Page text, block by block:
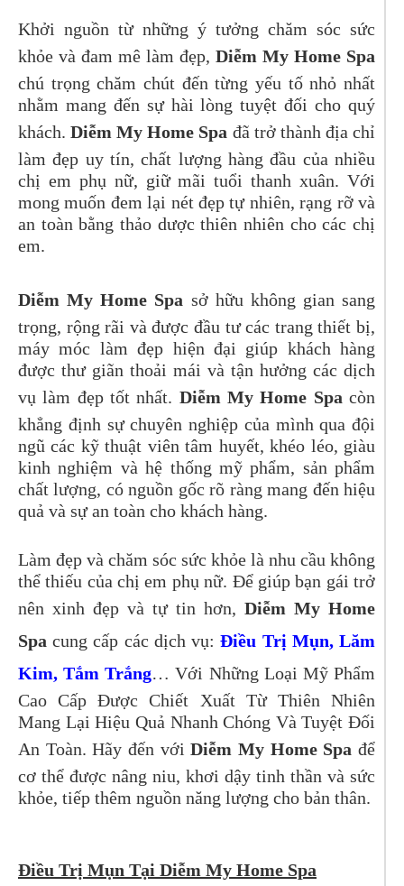
Khởi nguồn từ những ý tưởng chăm sóc sức
khỏe và đam mê làm đẹp, Diễm My Home Spa
chú trọng chăm chút đến từng yếu tố nhỏ nhất
nhằm mang đến sự hài lòng tuyệt đối cho quý
khách.Diễm My Home Spa đã trở thành địa chỉ
làm đẹp uy tín, chất lượng hàng đầu của nhiều
chị em phụ nữ, giữ mãi tuổi thanh xuân. Với
mong muốn đem lại nét đẹp tự nhiên, rạng rỡ và
an toàn bằng thảo dược thiên nhiên cho các chị
em.
Diễm My Home Spa sở hữu không gian sang
trọng, rộng rãi và được đầu tư các trang thiết bị,
máy móc làm đẹp hiện đại giúp khách hàng
được thư giãn thoải mái và tận hưởng các dịch
vụ làm đẹp tốt nhất. Diễm My Home Spa còn
khẳng định sự chuyên nghiệp của mình qua đội
ngũ các kỹ thuật viên tâm huyết, khéo léo, giàu
kinh nghiệm và hệ thống mỹ phẩm, sản phẩm
chất lượng, có nguồn gốc rõ ràng mang đến hiệu
quả và sự an toàn cho khách hàng.
Làm đẹp và chăm sóc sức khỏe là nhu cầu không
thể thiếu của chị em phụ nữ. Để giúp bạn gái trở
nên xinh đẹp và tự tin hơn, Diễm My Home
Spa cung cấp các dịch vụ:Điều Trị Mụn, Lăm
Kim, Tắm Trắng… Với Những Loại Mỹ Phẩm
Cao Cấp Được Chiết Xuất Từ Thiên Nhiên
Mang Lại Hiệu Quả Nhanh Chóng Và Tuyệt Đối
An Toàn. Hãy đến vớiDiễm My Home Spa để
cơ thể được nâng niu, khơi dậy tinh thần và sức
khỏe, tiếp thêm nguồn năng lượng cho bản thân.
Điều Trị Mụn Tại Diễm My Home Spa